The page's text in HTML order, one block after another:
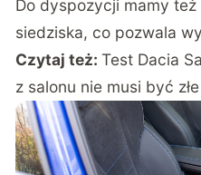
Do dyspozycji mamy
siedziska, co pozwala
Czytaj też:Test Dacia
z salonu nie musi być złe